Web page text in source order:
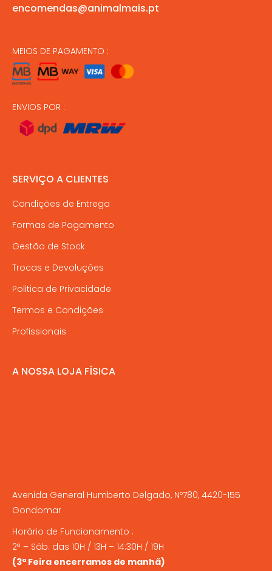
encomendas@animalmais.pt
MEIOS DE PAGAMENTO :
ENVIOS POR :
SERVIÇO A CLIENTES
Condições de Entrega
Formas de Pagamento
Gestão de Stock
Trocas e Devoluções
Politica de Privacidade
Termos e Condições
Profissionais
A NOSSA LOJA FÍSICA
Avenida General Humberto Delgado, Nº780, 4420-155
Gondomar
Horário de Funcionamento :
2ª – Sáb. das 10H / 13H – 14:30H / 19H
(3ª Feira encerramos de manhã)